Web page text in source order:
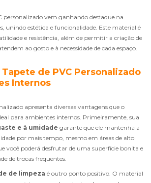
personalizado vem ganhando destaque na
unindo estética e funcionalidade. Este material é
e resistência, além de permitir a criação de
ao gosto e à necessidade de cada espaço.
de PVC Personalizado
Internos
apresenta diversas vantagens que o
para ambientes internos. Primeiramente, sua
e à umidade garante que ele mantenha a
por mais tempo, mesmo em áreas de alto
você poderá desfrutar de uma superfície bonita e
de trocas frequentes.
de limpeza é outro ponto positivo. O material